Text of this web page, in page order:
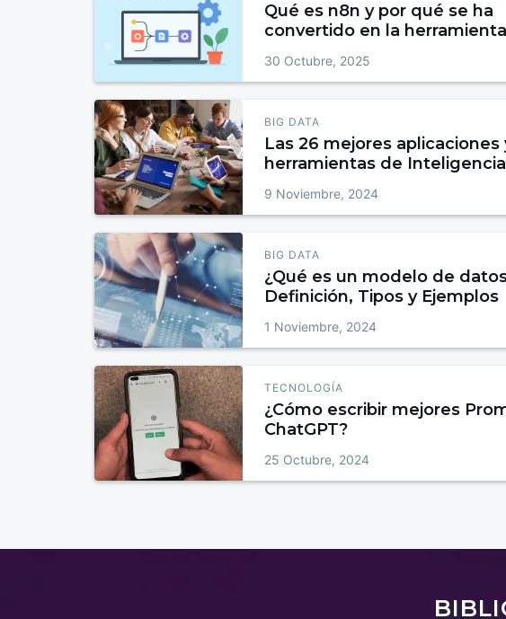
Qué es n8n y por qué se ha
convertido en la herramienta
30 Octubre, 2025
BIG DATA
Las 26 mejores aplicaciones
herramientas de Inteligencia
9 Noviembre, 2024
BIG DATA
¿Qué es un modelo de
Definición, Tipos y Ejemplos
1 Noviembre, 2024
TECNOLOGÍA
¿Cómo escribir mejores
ChatGPT?
25 Octubre, 2024